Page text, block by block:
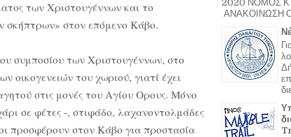
των Χριστουγέννων και το
σκήπτρων» στον επόμενο Κάβο.
συμποσίου των Χριστουγέννων, στο
οικογενειών του χωριού, γιατί έχει
στις μονές του Αγίου Ορους. Μόνο
σε φέτες -, στιφάδο, λαχανοντολμάδες
προσφέρουν στον Κάβο για προστασία
2020 ΝΟΜΟΣ
ΑΝΑΚΟΙΝΩΣΗ Ο